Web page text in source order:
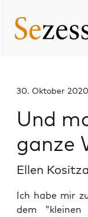
30. Oktober 2020
Und
ganze
Ellen Kositza
Ich habe mir
dem "kleinen